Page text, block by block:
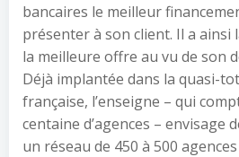
bancaires le meilleur
présenter à son client. Il a ainsi
la meilleure offre au vu de son
Déjà implantée dans la quasi-
française, l’enseigne – qui
centaine d’agences – envisage
un réseau de 450 à 500